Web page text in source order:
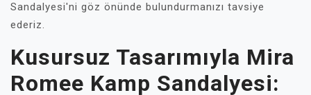
Sandalyesi'ni göz önünde bulundurmanızı tavsiye
ederiz.
Kusursuz Tasarımıyla Mira
Romee Kamp Sandalyesi: